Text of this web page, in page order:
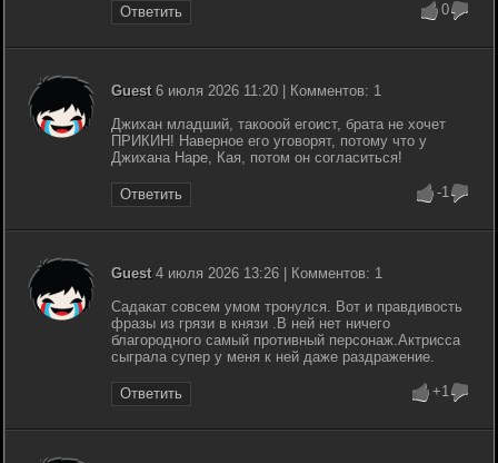
Ответить 0
Guest6 июля 2026 11:20 | Комментов: 1
Джихан младший, такооой егоист, брата не хочет
ПРИКИН! Наверное его уговорят, потому что у
Джихана Наре, Кая, потом он согласиться!
Ответить -1
Guest4 июля 2026 13:26 | Комментов: 1
Садакат совсем умом тронулся. Вот и правдивость
фразы из грязи в князи .В ней нет ничего
благородного самый противный персонаж.Актрисса
сыграла супер у меня к ней даже раздражение.
Ответить +1